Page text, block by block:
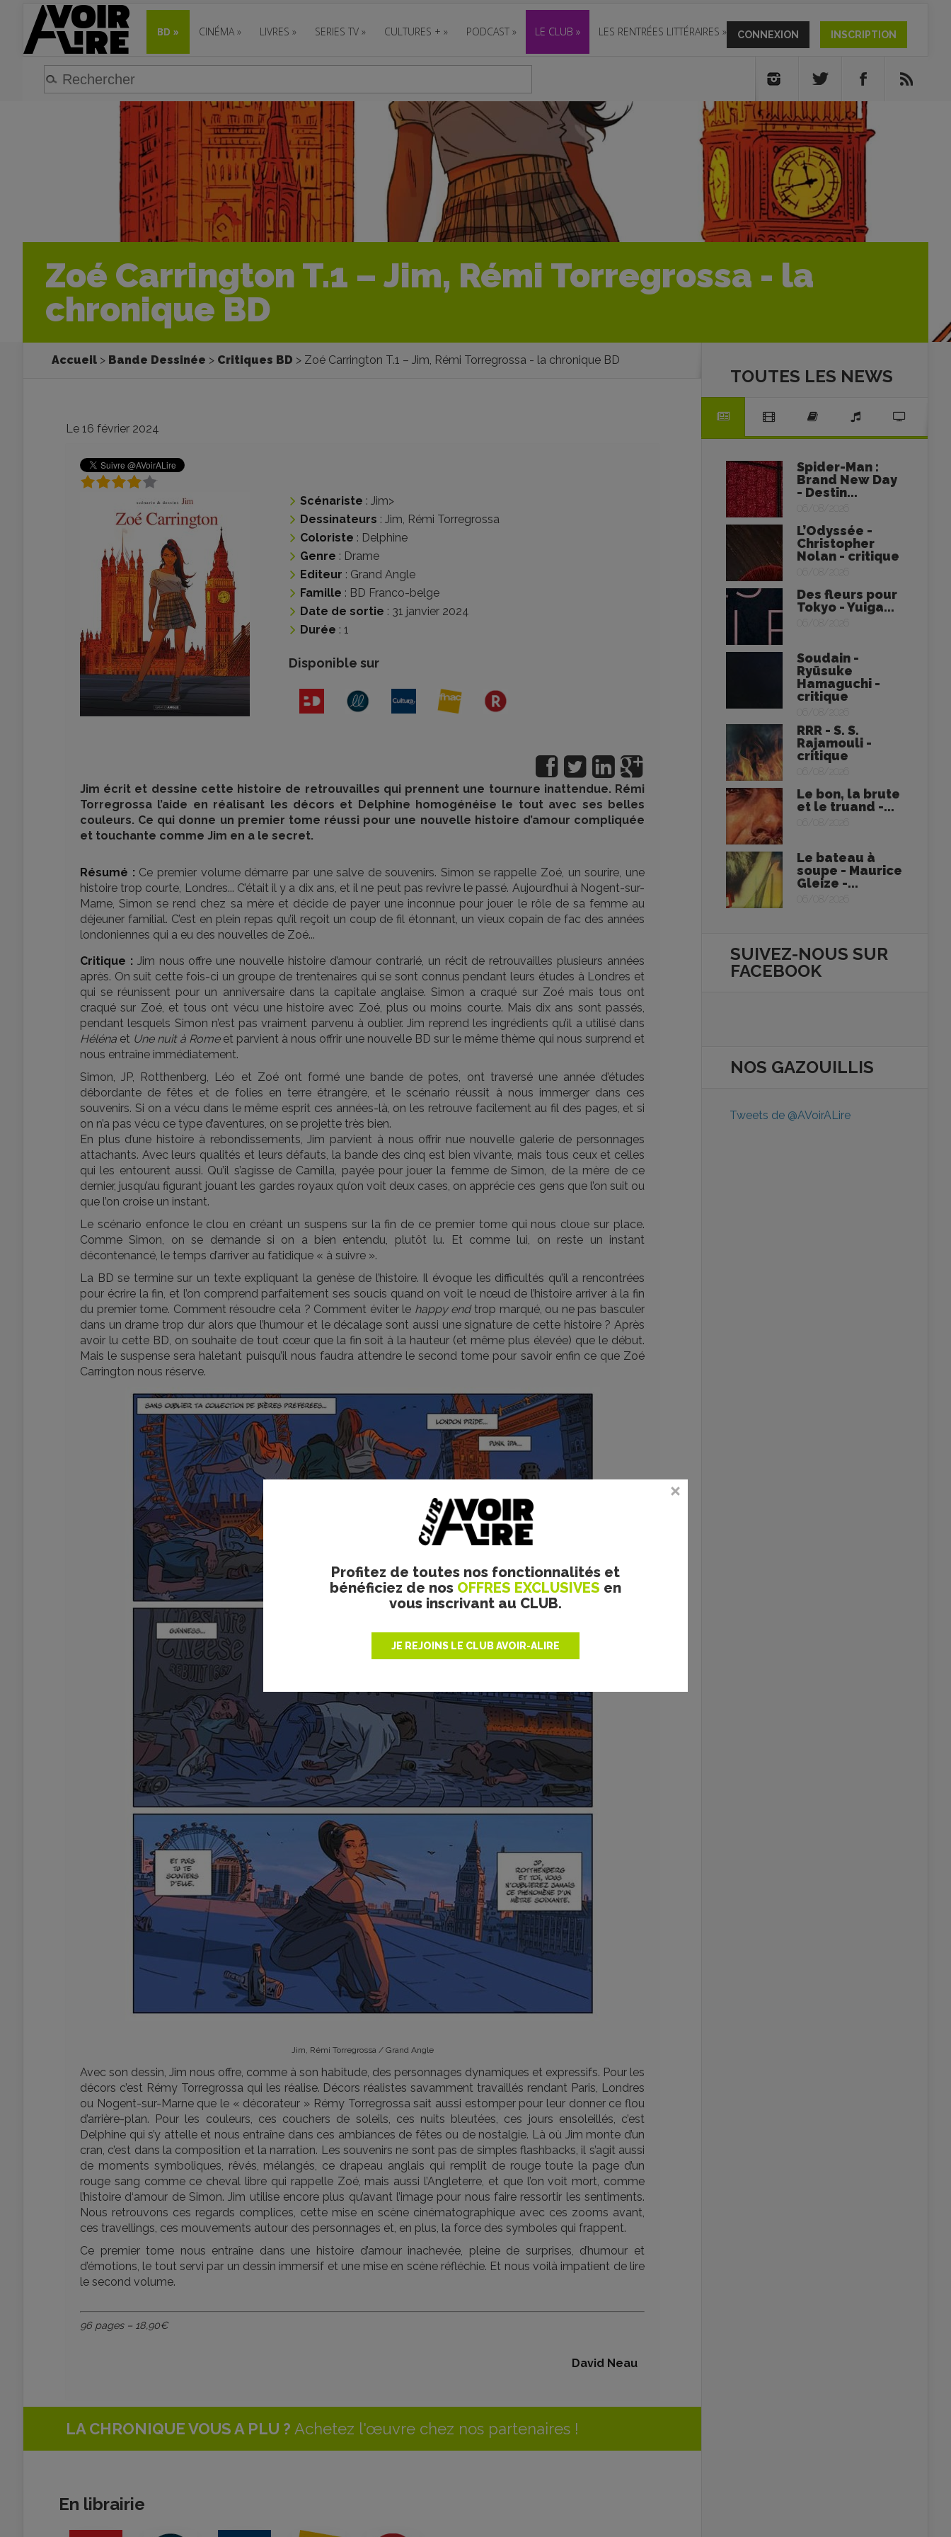
BD » CINÉMA » LIVRES » SERIES TV » CULTURES + » PODCAST » LE CLUB » LES RENTRÉES LITTÉRAIRES » CONNEXION INSCRIPTION
Profitez de toutes nos fonctionnalités et
bénéficiez de nos OFFRES EXCLUSIVES en
vous inscrivant au CLUB.
JE REJOINS LE CLUB AVOIR-ALIRE
Zoé Carrington T.1 – Jim, Rémi Torregrossa - la
chronique BD
Accueil Bande Dessinée Critiques BD Zoé Carrington T.1 – Jim, Rémi Torregrossa - la chronique BD
Le 16 février 2024
Scénariste : Jim>
Dessinateurs : Jim, Rémi Torregrossa
Coloriste : Delphine
Genre : Drame
Editeur : Grand Angle
Famille : BD Franco-belge
Date de sortie : 31 janvier 2024
Durée : 1
Disponible sur
Jim écrit et dessine cette histoire de retrouvailles qui prennent une tournure inattendue. Rémi
Torregrossa l’aide en réalisant les décors et Delphine homogénéise le tout avec ses belles
couleurs. Ce qui donne un premier tome réussi pour une nouvelle histoire d’amour compliquée
et touchante comme Jim en a le secret.
Résumé : Ce premier volume démarre par une salve de souvenirs. Simon se rappelle Zoé, un sourire, une
histoire trop courte, Londres... C’était il y a dix ans, et il ne peut pas revivre le passé. Aujourd’hui à Nogent-sur-
Marne, Simon se rend chez sa mère et décide de payer une inconnue pour jouer le rôle de sa femme au
déjeuner familial. C’est en plein repas qu’il reçoit un coup de fil étonnant, un vieux copain de fac des années
londoniennes qui a eu des nouvelles de Zoé...
Critique : Jim nous offre une nouvelle histoire d’amour contrarié, un récit de retrouvailles plusieurs années
après. On suit cette fois-ci un groupe de trentenaires qui se sont connus pendant leurs études à Londres et
qui se réunissent pour un anniversaire dans la capitale anglaise. Simon a craqué sur Zoé mais tous ont
craqué sur Zoé, et tous ont vécu une histoire avec Zoé, plus ou moins courte. Mais dix ans sont passés,
pendant lesquels Simon n’est pas vraiment parvenu à oublier. Jim reprend les ingrédients qu’il a utilisé dans
Héléna et Une nuit à Romeet parvient à nous offrir une nouvelle BD sur le même thème qui nous surprend et
nous entraîne immédiatement.
Simon, JP, Rotthenberg, Léo et Zoé ont formé une bande de potes, ont traversé une année d’études
débordante de fêtes et de folies en terre étrangère, et le scénario réussit à nous immerger dans ces
souvenirs. Si on a vécu dans le même esprit ces années-là, on les retrouve facilement au fil des pages, et si
on n’a pas vécu ce type d’aventures, on se projette très bien.
En plus d’une histoire à rebondissements, Jim parvient à nous offrir nue nouvelle galerie de personnages
attachants. Avec leurs qualités et leurs défauts, la bande des cinq est bien vivante, mais tous ceux et celles
qui les entourent aussi. Qu’il s’agisse de Camilla, payée pour jouer la femme de Simon, de la mère de ce
dernier, jusqu’au figurant jouant les gardes royaux qu’on voit deux cases, on apprécie ces gens que l’on suit ou
que l’on croise un instant.
Le scénario enfonce le clou en créant un suspens sur la fin de ce premier tome qui nous cloue sur place.
Comme Simon, on se demande si on a bien entendu, plutôt lu. Et comme lui, on reste un instant
décontenancé, le temps d’arriver au fatidique « à suivre ».
La BD se termine sur un texte expliquant la genèse de l’histoire. Il évoque les difficultés qu’il a rencontrées
pour écrire la fin, et l’on comprend parfaitement ses soucis quand on voit le nœud de l’histoire arriver à la fin
du premier tome. Comment résoudre cela ? Comment éviter le happy endtrop marqué, ou ne pas basculer
dans un drame trop dur alors que l’humour et le décalage sont aussi une signature de cette histoire ? Après
avoir lu cette BD, on souhaite de tout cœur que la fin soit à la hauteur (et même plus élevée) que le début.
Mais le suspense sera haletant puisqu’il nous faudra attendre le second tome pour savoir enfin ce que Zoé
Carrington nous réserve.
Jim, Rémi Torregrossa / Grand Angle
Avec son dessin, Jim nous offre, comme à son habitude, des personnages dynamiques et expressifs. Pour les
décors c’est Rémy Torregrossa qui les réalise. Décors réalistes savamment travaillés rendant Paris, Londres
ou Nogent-sur-Marne que le « décorateur » Rémy Torregrossa sait aussi estomper pour leur donner ce flou
d’arrière-plan. Pour les couleurs, ces couchers de soleils, ces nuits bleutées, ces jours ensoleillés, c’est
Delphine qui s’y attelle et nous entraîne dans ces ambiances de fêtes ou de nostalgie. Là où Jim monte d’un
cran, c’est dans la composition et la narration. Les souvenirs ne sont pas de simples flashbacks, il s’agit aussi
de moments symboliques, rêvés, mélangés, ce drapeau anglais qui remplit de rouge toute la page d’un
rouge sang comme ce cheval libre qui rappelle Zoé, mais aussi l’Angleterre, et que l’on voit mort, comme
l’histoire d‘amour de Simon. Jim utilise encore plus qu’avant l’image pour nous faire ressortir les sentiments.
Nous retrouvons ces regards complices, cette mise en scène cinématographique avec ces zooms avant,
ces travellings, ces mouvements autour des personnages et, en plus, la force des symboles qui frappent.
Ce premier tome nous entraîne dans une histoire d’amour inachevée, pleine de surprises, d’humour et
d’émotions, le tout servi par un dessin immersif et une mise en scène réfléchie. Et nous voilà impatient de lire
le second volume.
96 pages – 18,90€
David Neau
LA CHRONIQUE VOUS A PLU ? Achetez l'œuvre chez nos partenaires !
En librairie
TOUTES LES NEWS
Spider-Man :
Brand New Day
- Destin...
06/08/2026
L’Odyssée -
Christopher
Nolan - critique
06/08/2026
Des fleurs pour
Tokyo - Yuiga...
06/08/2026
Soudain -
Ryūsuke
Hamaguchi -
critique
06/08/2026
RRR - S. S.
Rajamouli -
critique
06/08/2026
Le bon, la brute
et le truand -...
06/08/2026
Le bateau à
soupe - Maurice
Gleize -...
06/08/2026
SUIVEZ-NOUS SUR
FACEBOOK
NOS GAZOUILLIS
Tweets de @AVoirALire